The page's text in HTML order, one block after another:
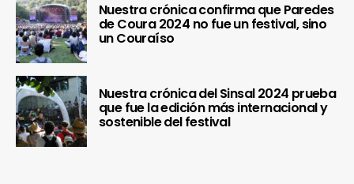
Nuestra crónica confirma que Paredes
de Coura 2024 no fue un festival, sino
un Couraíso
Nuestra crónica del Sinsal 2024 prueba
que fue la edición más internacional y
sostenible del festival